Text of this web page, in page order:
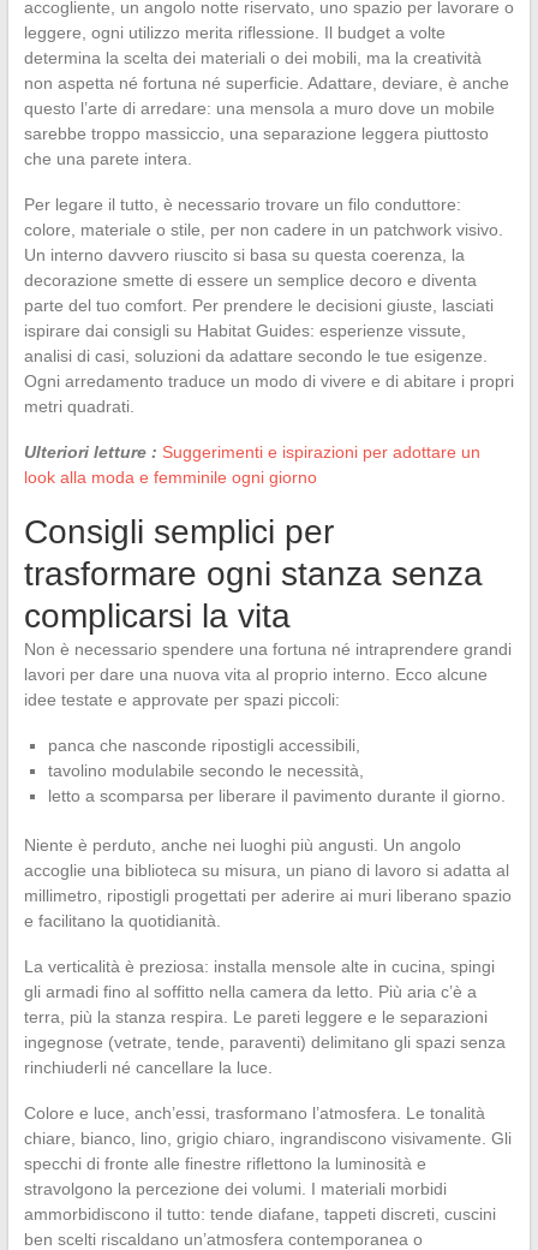
accogliente, un angolo notte riservato, uno spazio per lavorare o
leggere, ogni utilizzo merita riflessione. Il budget a volte
determina la scelta dei materiali o dei mobili, ma la creatività
non aspetta né fortuna né superficie. Adattare, deviare, è anche
questo l’arte di arredare: una mensola a muro dove un mobile
sarebbe troppo massiccio, una separazione leggera piuttosto
che una parete intera.
Per legare il tutto, è necessario trovare un filo conduttore:
colore, materiale o stile, per non cadere in un patchwork visivo.
Un interno davvero riuscito si basa su questa coerenza, la
decorazione smette di essere un semplice decoro e diventa
parte del tuo comfort. Per prendere le decisioni giuste, lasciati
ispirare dai consigli su Habitat Guides: esperienze vissute,
analisi di casi, soluzioni da adattare secondo le tue esigenze.
Ogni arredamento traduce un modo di vivere e di abitare i propri
metri quadrati.
Ulteriori letture : Suggerimenti e ispirazioni per adottare un
look alla moda e femminile ogni giorno
Consigli semplici per
trasformare ogni stanza senza
complicarsi la vita
Non è necessario spendere una fortuna né intraprendere grandi
lavori per dare una nuova vita al proprio interno. Ecco alcune
idee testate e approvate per spazi piccoli:
panca che nasconde ripostigli accessibili,
tavolino modulabile secondo le necessità,
letto a scomparsa per liberare il pavimento durante il giorno.
Niente è perduto, anche nei luoghi più angusti. Un angolo
accoglie una biblioteca su misura, un piano di lavoro si adatta al
millimetro, ripostigli progettati per aderire ai muri liberano spazio
e facilitano la quotidianità.
La verticalità è preziosa: installa mensole alte in cucina, spingi
gli armadi fino al soffitto nella camera da letto. Più aria c’è a
terra, più la stanza respira. Le pareti leggere e le separazioni
ingegnose (vetrate, tende, paraventi) delimitano gli spazi senza
rinchiuderli né cancellare la luce.
Colore e luce, anch’essi, trasformano l’atmosfera. Le tonalità
chiare, bianco, lino, grigio chiaro, ingrandiscono visivamente. Gli
specchi di fronte alle finestre riflettono la luminosità e
stravolgono la percezione dei volumi. I materiali morbidi
ammorbidiscono il tutto: tende diafane, tappeti discreti, cuscini
ben scelti riscaldano un’atmosfera contemporanea o